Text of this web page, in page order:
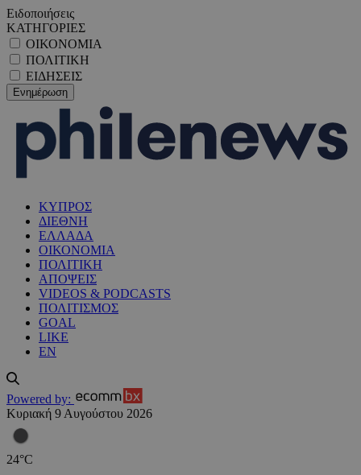
Ειδοποιήσεις
ΚΑΤΗΓΟΡΙΕΣ
ΟΙΚΟΝΟΜΙΑ
ΠΟΛΙΤΙΚΗ
ΕΙΔΗΣΕΙΣ
ΚΥΠΡΟΣ
ΔΙΕΘΝΗ
ΕΛΛΑΔΑ
ΟΙΚΟΝΟΜΙΑ
ΠΟΛΙΤΙΚΗ
ΑΠΟΨΕΙΣ
VIDEOS & PODCASTS
ΠΟΛΙΤΙΣΜΟΣ
GOAL
LIKE
EN
Powered by:
Κυριακή 9 Αυγούστου 2026
24°C